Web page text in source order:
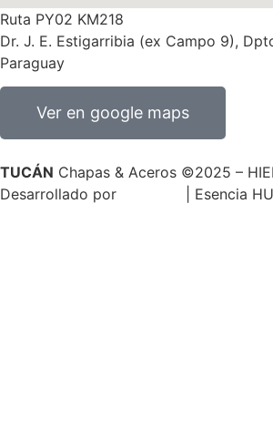
Ruta PY02 KM218
Dr. J. E. Estigarribia (ex Campo 9),
Paraguay
Ver en google maps
TUCÁN Chapas & Aceros ©️2025 –
Desarrollado por
| Esencia